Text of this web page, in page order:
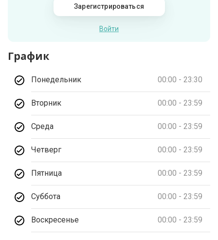
Зарегистрироваться
Войти
График
Понедельник 00:00 - 23:30
Вторник 00:00 - 23:59
Среда 00:00 - 23:59
Четверг 00:00 - 23:59
Пятница 00:00 - 23:59
Суббота 00:00 - 23:59
Воскресенье 00:00 - 23:59